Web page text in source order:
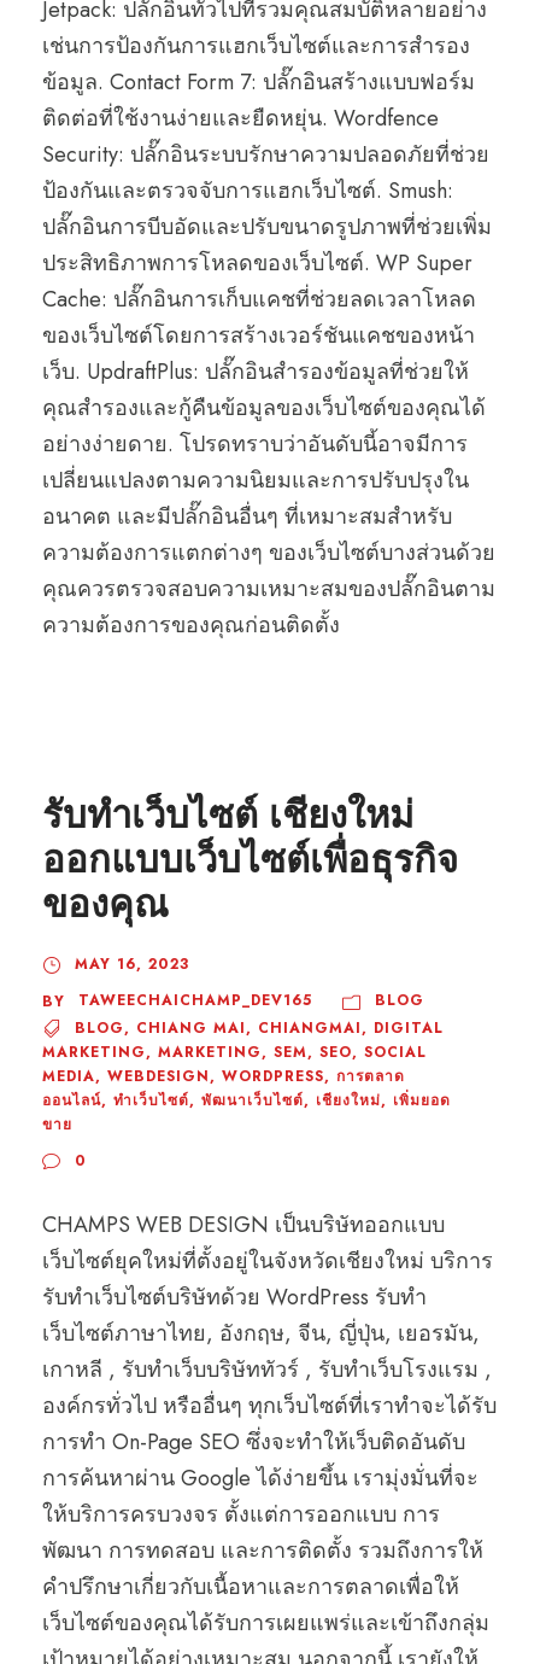
Jetpack: ปลั๊กอินทั่วไปที่รวมคุณสมบัติหลายอย่าง
เช่นการป้องกันการแฮกเว็บไซต์และการสำรอง
ข้อมูล. Contact Form 7: ปลั๊กอินสร้างแบบฟอร์ม
ติดต่อที่ใช้งานง่ายและยืดหยุ่น. Wordfence
Security: ปลั๊กอินระบบรักษาความปลอดภัยที่ช่วย
ป้องกันและตรวจจับการแฮกเว็บไซต์. Smush:
ปลั๊กอินการบีบอัดและปรับขนาดรูปภาพที่ช่วยเพิ่ม
ประสิทธิภาพการโหลดของเว็บไซต์. WP Super
Cache: ปลั๊กอินการเก็บแคชที่ช่วยลดเวลาโหลด
ของเว็บไซต์โดยการสร้างเวอร์ชันแคชของหน้า
เว็บ. UpdraftPlus: ปลั๊กอินสำรองข้อมูลที่ช่วยให้
คุณสำรองและกู้คืนข้อมูลของเว็บไซต์ของคุณได้
อย่างง่ายดาย. โปรดทราบว่าอันดับนี้อาจมีการ
เปลี่ยนแปลงตามความนิยมและการปรับปรุงใน
อนาคต และมีปลั๊กอินอื่นๆ ที่เหมาะสมสำหรับ
ความต้องการแตกต่างๆ ของเว็บไซต์บางส่วนด้วย
คุณควรตรวจสอบความเหมาะสมของปลั๊กอินตาม
ความต้องการของคุณก่อนติดตั้ง
รับทำเว็บไซต์ เชียงใหม่
ออกแบบเว็บไซต์เพื่อธุรกิจ
ของคุณ
MAY 16, 2023
BY
TAWEECHAICHAMP_DEV165
BLOG
BLOG, CHIANG MAI, CHIANGMAI, DIGITAL
MARKETING, MARKETING, SEM, SEO, SOCIAL
MEDIA, WEBDESIGN, WORDPRESS, การตลาด
ออนไลน์, ทำเว็บไซต์, พัฒนาเว็บไซต์, เชียงใหม่, เพิ่มยอด
ขาย
0
CHAMPS WEB DESIGN เป็นบริษัทออกแบบ
เว็บไซต์ยุคใหม่ที่ตั้งอยู่ในจังหวัดเชียงใหม่ บริการ
รับทำเว็บไซต์บริษัทด้วย WordPress รับทำ
เว็บไซต์ภาษาไทย, อังกฤษ, จีน, ญี่ปุ่น, เยอรมัน,
เกาหลี , รับทำเว็บบริษัททัวร์ , รับทำเว็บโรงแรม ,
องค์กรทั่วไป หรืออื่นๆ ทุกเว็บไซต์ที่เราทำจะได้รับ
การทำ On-Page SEO ซึ่งจะทำให้เว็บติดอันดับ
การค้นหาผ่าน Google ได้ง่ายขึ้น เรามุ่งมั่นที่จะ
ให้บริการครบวงจร ตั้งแต่การออกแบบ การ
พัฒนา การทดสอบ และการติดตั้ง รวมถึงการให้
คำปรึกษาเกี่ยวกับเนื้อหาและการตลาดเพื่อให้
เว็บไซต์ของคุณได้รับการเผยแพร่และเข้าถึงกลุ่ม